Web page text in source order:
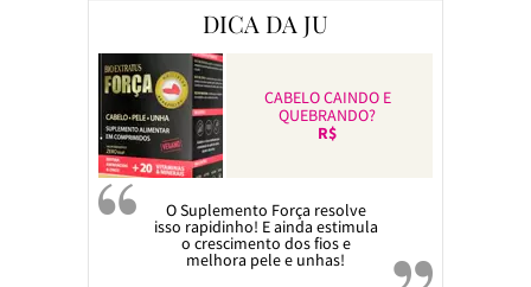
DICA DA JU
CABELO CAINDO E
QUEBRANDO?
R$
O Suplemento Força resolve
isso rapidinho! E ainda estimula
o crescimento dos fios e
melhora pele e unhas!